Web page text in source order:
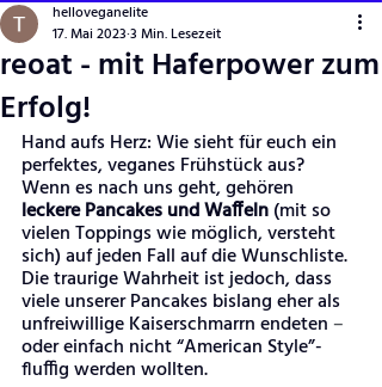
reoat - mit Haferpower zum
Erfolg!
helloveganelite
17. Mai 2023 3 Min. Lesezeit
Hand aufs Herz: Wie sieht für euch ein
perfektes, veganes Frühstück aus?
Wenn es nach uns geht, gehören
leckere Pancakes und Waffeln (mit so
vielen Toppings wie möglich, versteht
sich) auf jeden Fall auf die Wunschliste.
Die traurige Wahrheit ist jedoch, dass
viele unserer Pancakes bislang eher als
unfreiwillige Kaiserschmarrn endeten –
oder einfach nicht “American Style”-
fluffig werden wollten.